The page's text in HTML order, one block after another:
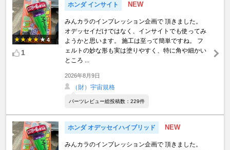
4
1
ホンダ インサイト NEW
みんカラのインプレッション企画で 頂きました。
オデッセイだけではなく、インサイトでも使ってみ
ようかと思います。 施工は至って簡単ですね。 フ
ェルトの妙な形も実は塗りやすく、特に角や細かい
ところ ...
2026年8月9日
（財）宇宙規格
パーツレビュー総投稿数：229件
ホンダ オデッセイハイブリッド NEW
みんカラのインプレッション企画で 頂きました。